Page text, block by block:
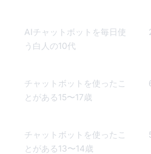
AIチャットボットを毎日使
う白人の10代
チャットボットを使ったこ
とがある15〜17歳
チャットボットを使ったこ
とがある13〜14歳